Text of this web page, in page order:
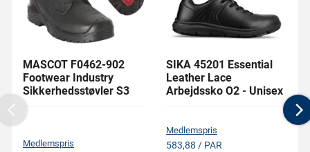
MASCOT F0462-902
Footwear Industry
Sikkerhedsstøvler S3
Medlemspris
SIKA 45201 Essential
Leather Lace
Arbejdssko O2 - Unisex
Medlemspris
583,88 / PAR
Previous